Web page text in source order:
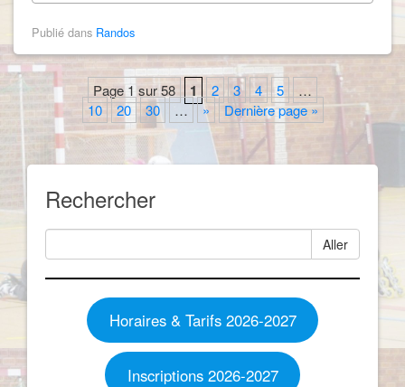
Publié dans Randos
Page 1 sur 58 1 2 3 4 5
…
10
20 30 … » Dernière page »
Rechercher
Aller
Horaires & Tarifs 2026-2027
Inscriptions 2026-2027